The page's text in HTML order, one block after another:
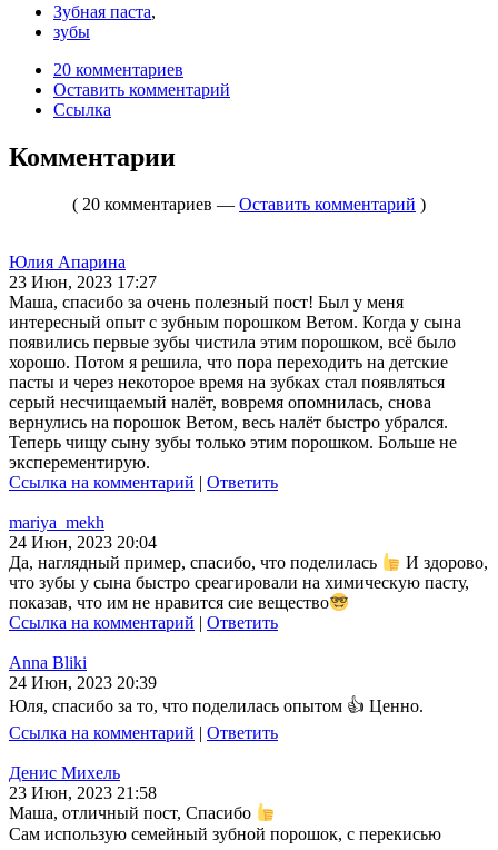
Зубная паста,
зубы
20 комментариев
Оставить комментарий
Ссылка
Комментарии
( 20 комментариев — Оставить комментарий )
Юлия Апарина
23 Июн, 2023 17:27
Маша, спасибо за очень полезный пост! Был у меня
интересный опыт с зубным порошком Ветом. Когда у сына
появились первые зубы чистила этим порошком, всё было
хорошо. Потом я решила, что пора переходить на детские
пасты и через некоторое время на зубках стал появляться
серый несчищаемый налёт, вовремя опомнилась, снова
вернулись на порошок Ветом, весь налёт быстро убрался.
Теперь чищу сыну зубы только этим порошком. Больше не
эксперементирую.
Ссылка на комментарий | Ответить
mariya_mekh
24 Июн, 2023 20:04
Да, наглядный пример, спасибо, что поделилась
И здорово,
что зубы у сына быстро среагировали на химическую пасту,
показав, что им не нравится сие вещество
Ссылка на комментарий | Ответить
Anna Bliki
24 Июн, 2023 20:39
Юля, спасибо за то, что поделилась опытом 👍 Ценно.
Ссылка на комментарий | Ответить
Денис Михель
23 Июн, 2023 21:58
Маша, отличный пост, Спасибо
Сам использую семейный зубной порошок, с перекисью